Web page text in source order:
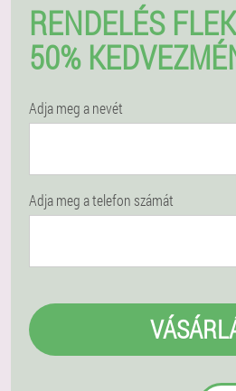
RENDELÉS
50%
Adja meg a nevét
Adja meg a telefon számát